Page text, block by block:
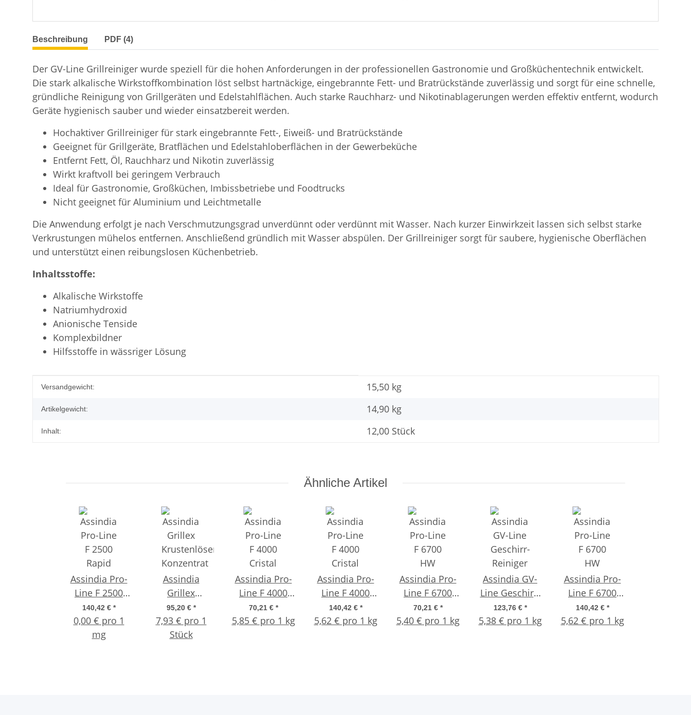
weitere Registerkarten anzeigen
Beschreibung PDF (4)
Der GV-Line Grillreiniger wurde speziell für die hohen Anforderungen in der professionellen Gastronomie und Großküchentechnik entwickelt.
Die stark alkalische Wirkstoffkombination löst selbst hartnäckige, eingebrannte Fett- und Bratrückstände zuverlässig und sorgt für eine schnelle,
gründliche Reinigung von Grillgeräten und Edelstahlflächen. Auch starke Rauchharz- und Nikotinablagerungen werden effektiv entfernt, wodurch
Geräte hygienisch sauber und wieder einsatzbereit werden.
Hochaktiver Grillreiniger für stark eingebrannte Fett-, Eiweiß- und Bratrückstände
Geeignet für Grillgeräte, Bratflächen und Edelstahloberflächen in der Gewerbeküche
Entfernt Fett, Öl, Rauchharz und Nikotin zuverlässig
Wirkt kraftvoll bei geringem Verbrauch
Ideal für Gastronomie, Großküchen, Imbissbetriebe und Foodtrucks
Nicht geeignet für Aluminium und Leichtmetalle
Die Anwendung erfolgt je nach Verschmutzungsgrad unverdünnt oder verdünnt mit Wasser. Nach kurzer Einwirkzeit lassen sich selbst starke
Verkrustungen mühelos entfernen. Anschließend gründlich mit Wasser abspülen. Der Grillreiniger sorgt für saubere, hygienische Oberflächen
und unterstützt einen reibungslosen Küchenbetrieb.
Inhaltsstoffe:
Alkalische Wirkstoffe
Natriumhydroxid
Anionische Tenside
Komplexbildner
Hilfsstoffe in wässriger Lösung
Produkteigenschaft
Wert
Versandgewicht: 15,50 kg
Artikelgewicht: 14,90 kg
Inhalt: 12,00 Stück
Ähnliche Artikel
Assindia Pro-
Line F 2500
Rapid chlorfrei
– 25 kg
140,42 € *
0,00 € pro 1
mg
Assindia
Grillex
Krustenlöser
Konzentrat 500
ml
95,20 € *
7,93 € pro 1
Stück
Assindia Pro-
Line F 4000
Cristal
chlorfrei – 12
70,21 € *
5,85 € pro 1 kg
Assindia Pro-
Line F 4000
Cristal
chlorfrei – 25
140,42 € *
5,62 € pro 1 kg
Assindia Pro-
Line F 6700
HW Extra – 13
kg
70,21 € *
5,40 € pro 1 kg
Assindia GV-
Line Geschirr-
Reiniger
flüssig – 23 kg
123,76 € *
5,38 € pro 1 kg
Assindia Pro-
Line F 6700
HW Extra – 25
kg
140,42 € *
5,62 € pro 1 kg